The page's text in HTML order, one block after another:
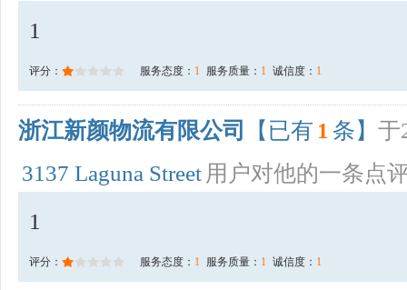
1
评分： 服务态度： 1 服务质量： 1 诚信度： 1
浙江新颜物流有限公司 【已有 1 条】 于
3137 Laguna Street 用户对他的一条点
1
评分： 服务态度： 1 服务质量： 1 诚信度： 1